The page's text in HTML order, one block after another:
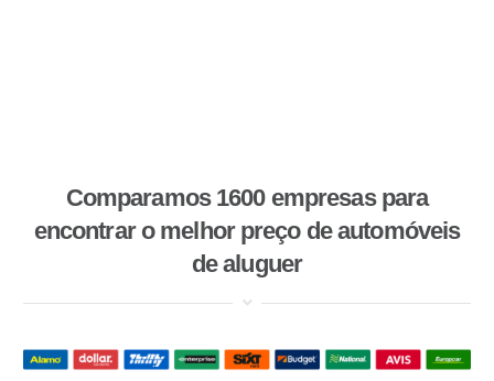
Comparamos 1600 empresas para
encontrar o melhor preço de automóveis
de aluguer